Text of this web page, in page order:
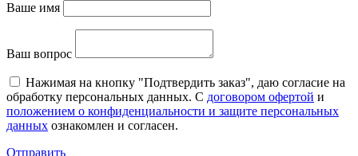
Ваше имя
Ваш вопрос
Нажимая на кнопку "Подтвердить заказ", даю согласие на
обработку персональных данных. С договором офертой и
положением о конфиденциальности и защите персональных
данных ознакомлен и согласен.
Отправить